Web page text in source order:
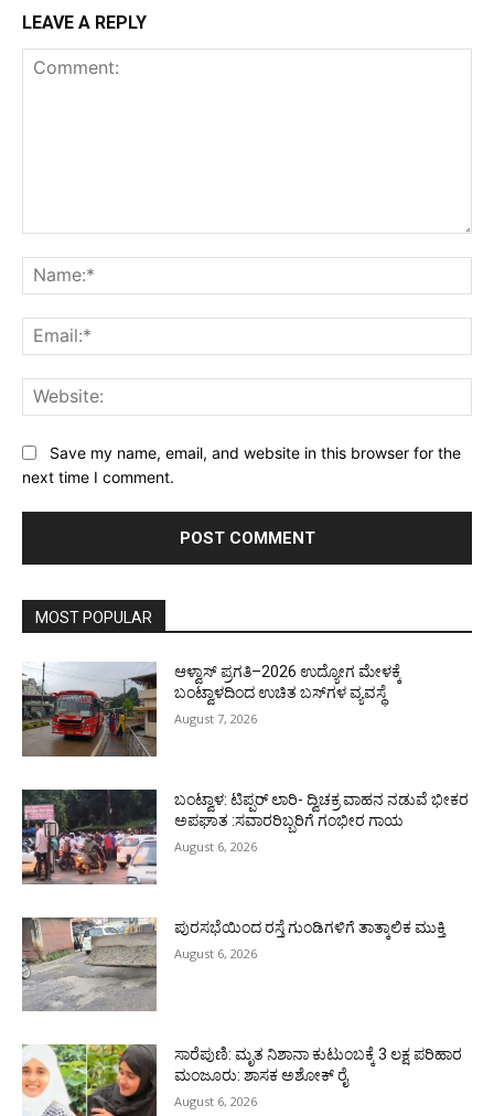
LEAVE A REPLY
Save my name, email, and website in this browser for the
next time I comment.
MOST POPULAR
ಆಳ್ವಾಸ್ ಪ್ರಗತಿ–2026 ಉದ್ಯೋಗ ಮೇಳಕ್ಕೆ
ಬಂಟ್ವಾಳದಿಂದ ಉಚಿತ ಬಸ್‌ಗಳ ವ್ಯವಸ್ಥೆ
August 7, 2026
ಬಂಟ್ವಾಳ: ಟಿಪ್ಪರ್ ಲಾರಿ- ದ್ವಿಚಕ್ರ ವಾಹನ ನಡುವೆ ಭೀಕರ
ಅಪಘಾತ :ಸವಾರರಿಬ್ಬರಿಗೆ ಗಂಭೀರ ಗಾಯ
August 6, 2026
ಪುರಸಭೆಯಿಂದ ರಸ್ತೆ ಗುಂಡಿಗಳಿಗೆ ತಾತ್ಕಾಲಿಕ ಮುಕ್ತಿ
August 6, 2026
ಸಾರೆಪುಣಿ: ಮೃತ ನಿಶಾನಾ ಕುಟುಂಬಕ್ಕೆ 3 ಲಕ್ಷ ಪರಿಹಾರ
ಮಂಜೂರು: ಶಾಸಕ ಅಶೋಕ್ ರೈ
August 6, 2026